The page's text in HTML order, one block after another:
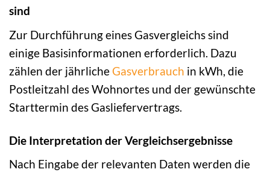
sind
Zur Durchführung eines Gasvergleichs sind
einige Basisinformationen erforderlich. Dazu
zählen der jährliche Gasverbrauch in kWh, die
Postleitzahl des Wohnortes und der gewünschte
Starttermin des Gasliefervertrags.
Die Interpretation der Vergleichsergebnisse
Nach Eingabe der relevanten Daten werden die